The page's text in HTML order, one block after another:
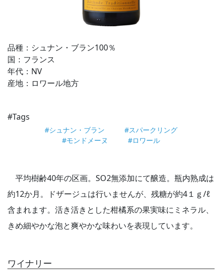
品種：シュナン・ブラン100％
国：フランス
年代：NV
産地：ロワール地方
#Tags
#シュナン・ブラン
#スパークリング
#モンドメーヌ
#ロワール
平均樹齢40年の区画。SO2無添加にて醸造。瓶内熟成は
約12か月。ドザージュは行いませんが、残糖が約4１ｇ/ℓ
含まれます。活き活きとした柑橘系の果実味にミネラル、
きめ細やかな泡と爽やかな味わいを表現しています。
ワイナリー